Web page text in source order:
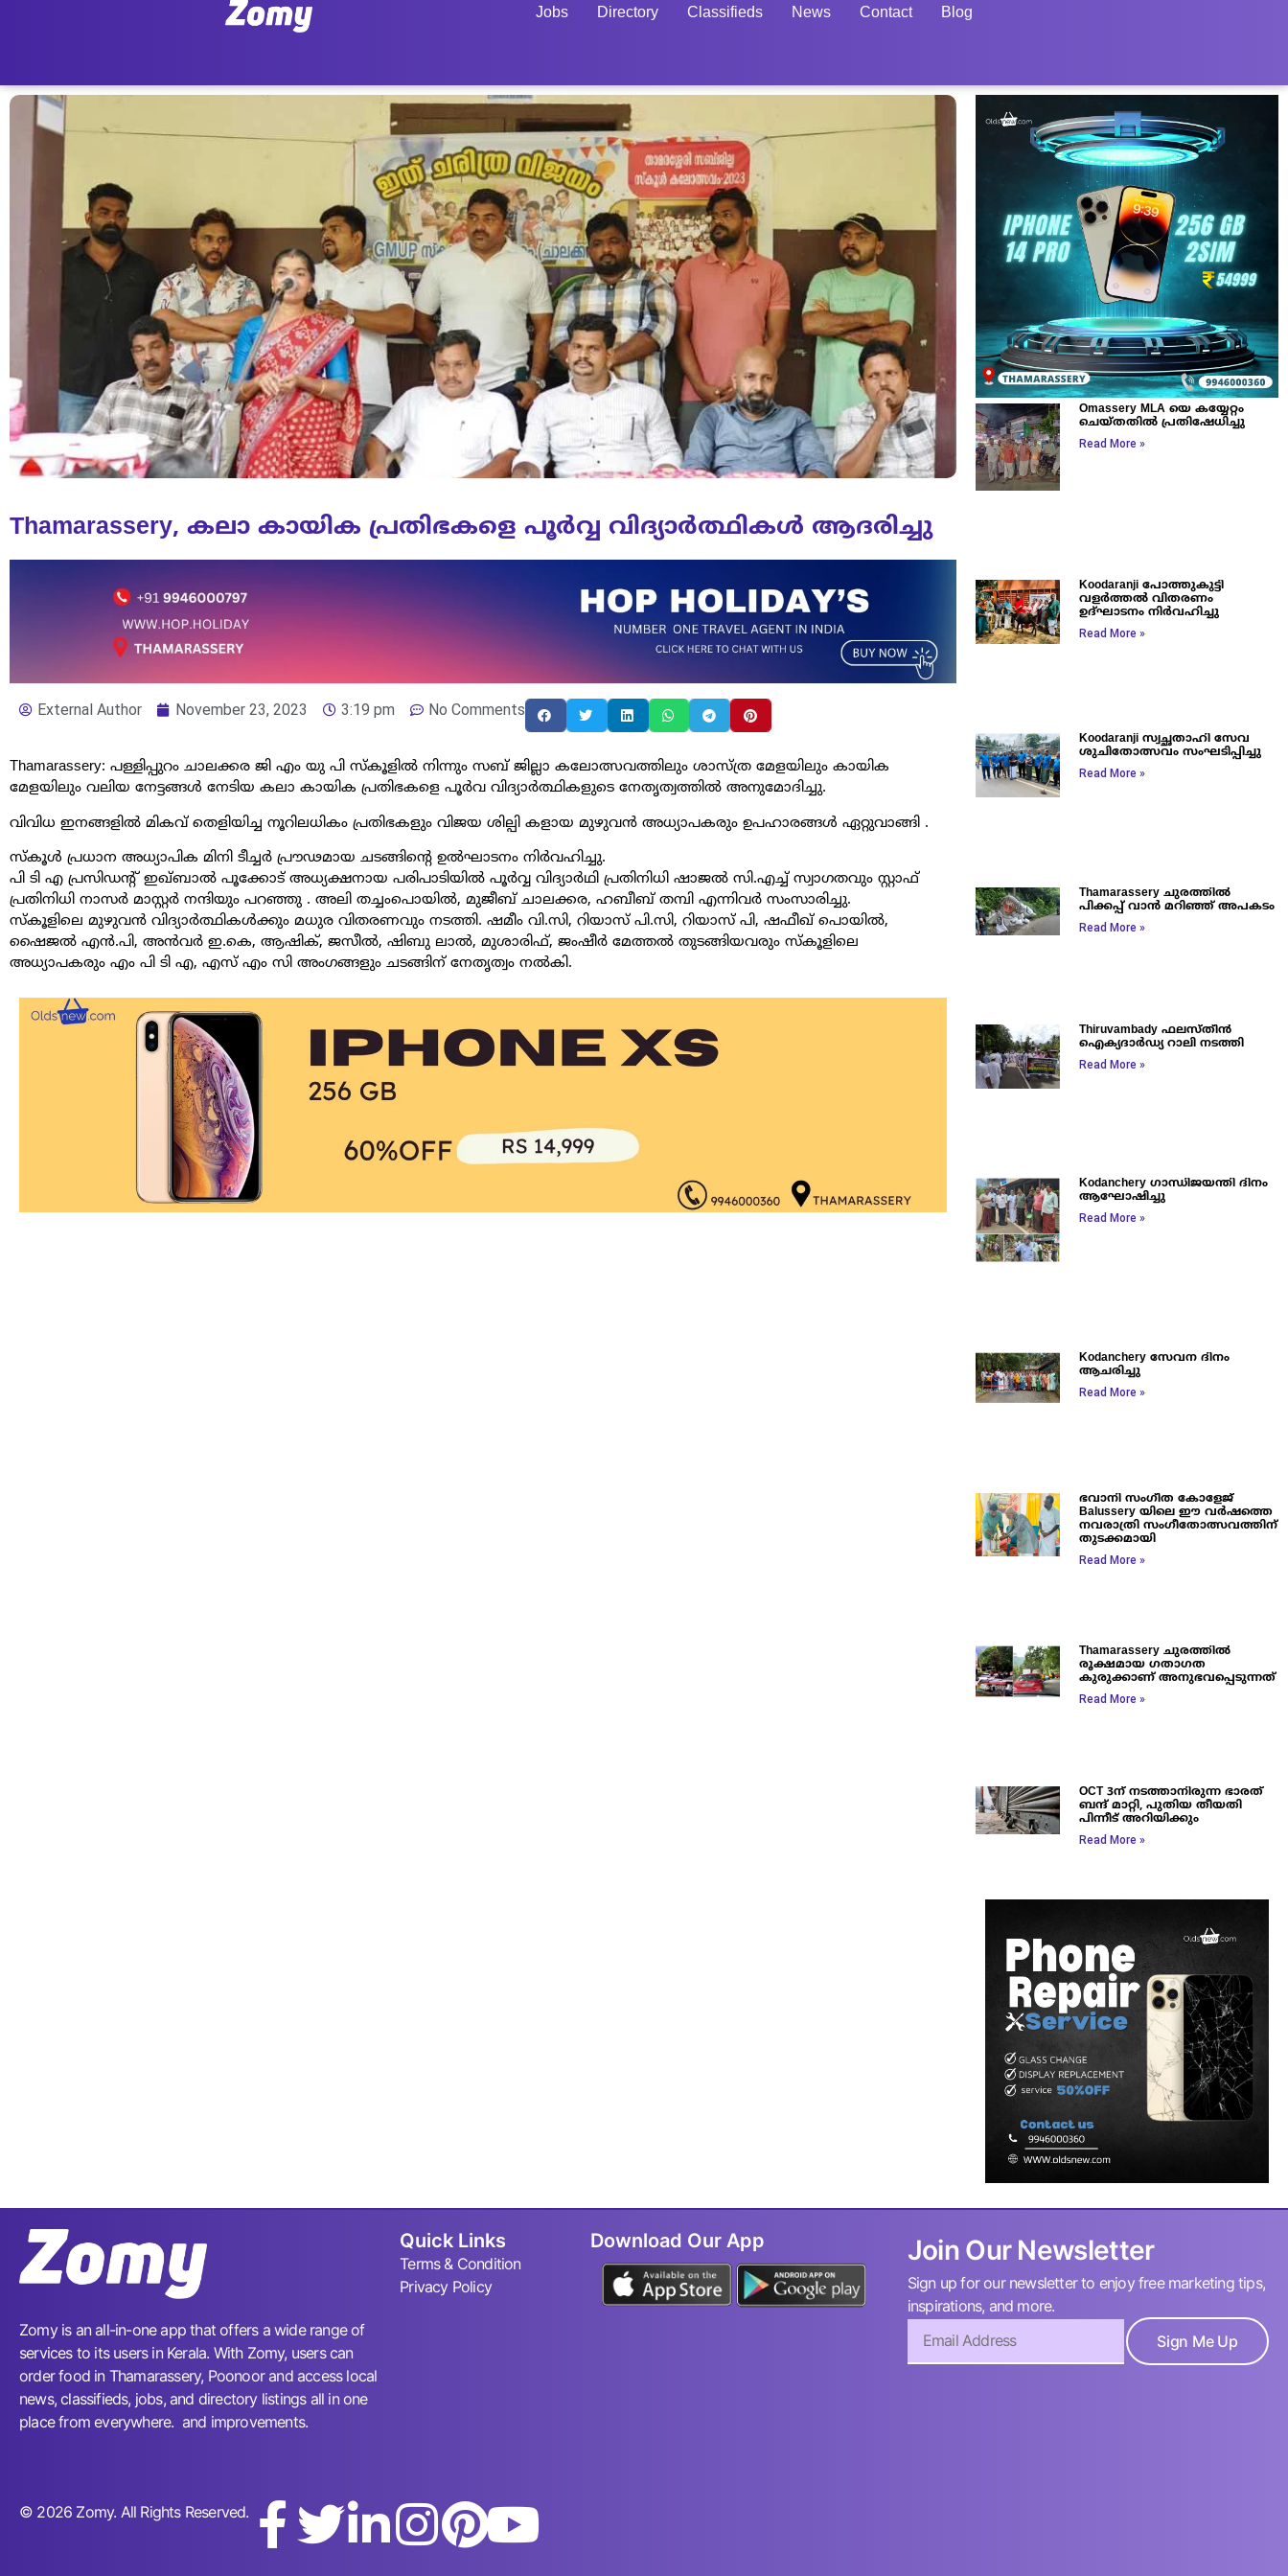
Jobs Directory Classifieds News Contact Blog
Thamarassery, കലാ കായിക പ്രതിഭകളെ പൂർവ്വ വിദ്യാർത്ഥികൾ ആദരിച്ചു
External Author November 23, 2023 3:19 pm No Comments
Thamarassery: പള്ളിപ്പുറം ചാലക്കര ജി എം യു പി സ്കൂളിൽ നിന്നും സബ് ജില്ലാ കലോത്സവത്തിലും ശാസ്ത്ര മേളയിലും കായിക
മേളയിലും വലിയ നേട്ടങ്ങൾ നേടിയ കലാ കായിക പ്രതിഭകളെ പൂർവ വിദ്യാർത്ഥികളുടെ നേതൃത്വത്തിൽ അനുമോദിച്ചു.
വിവിധ ഇനങ്ങളിൽ മികവ് തെളിയിച്ച നൂറിലധികം പ്രതിഭകളും വിജയ ശില്പി കളായ മുഴുവൻ അധ്യാപകരും ഉപഹാരങ്ങൾ ഏറ്റുവാങ്ങി .
സ്കൂൾ പ്രധാന അധ്യാപിക മിനി ടീച്ചർ പ്രൗഢമായ ചടങ്ങിൻ്റെ ഉൽഘാടനം നിർവഹിച്ചു.
പി ടി എ പ്രസിഡന്റ് ഇഖ്ബാൽ പൂക്കോട് അധ്യക്ഷനായ പരിപാടിയിൽ പൂർവ്വ വിദ്യാർഥി പ്രതിനിധി ഷാജൽ സി.എച്ച് സ്വാഗതവും സ്റ്റാഫ്
പ്രതിനിധി നാസർ മാസ്റ്റർ നന്ദിയും പറഞ്ഞു . അലി തച്ചംപൊയിൽ, മുജീബ് ചാലക്കര, ഹബീബ് തമ്പി എന്നിവർ സംസാരിച്ചു.
സ്കൂളിലെ മുഴുവൻ വിദ്യാർത്ഥികൾക്കും മധുര വിതരണവും നടത്തി. ഷമീം വി.സി, റിയാസ് പി.സി, റിയാസ് പി, ഷഫീഖ് പൊയിൽ,
ഷൈജൽ എൻ.പി, അൻവർ ഇ.കെ, ആഷിക്, ജസീൽ, ഷിബു ലാൽ, മുശാരിഫ്, ജംഷീർ മേത്തൽ തുടങ്ങിയവരും സ്കൂളിലെ
അധ്യാപകരും എം പി ടി എ, എസ് എം സി അംഗങ്ങളും ചടങ്ങിന് നേതൃത്വം നൽകി.
Omassery MLA യെ കയ്യേറ്റം
ചെയ്തതിൽ പ്രതിഷേധിച്ചു
Read More »
Koodaranji പോത്തുകുട്ടി
വളർത്തൽ വിതരണം
ഉദ്ഘാടനം നിർവഹിച്ചു
Read More »
Koodaranji സ്വച്ഛതാഹി സേവ
ശുചിതോത്സവം സംഘടിപ്പിച്ചു
Read More »
Thamarassery ചുരത്തിൽ
പിക്കപ്പ് വാൻ മറിഞ്ഞ് അപകടം
Read More »
Thiruvambady ഫലസ്തീൻ
ഐക്യദാർഡ്യ റാലി നടത്തി
Read More »
Kodanchery ഗാന്ധിജയന്തി ദിനം
ആഘോഷിച്ചു
Read More »
Kodanchery സേവന ദിനം
ആചരിച്ചു
Read More »
ഭവാനി സംഗീത കോളേജ്
Balussery യിലെ ഈ വർഷത്തെ
നവരാത്രി സംഗീതോത്സവത്തിന്
തുടക്കമായി
Read More »
Thamarassery ചുരത്തിൽ
രൂക്ഷമായ ഗതാഗത
കുരുക്കാണ് അനുഭവപ്പെടുന്നത്
Read More »
OCT 3ന് നടത്താനിരുന്ന ഭാരത്
ബന്ദ് മാറ്റി, പുതിയ തീയതി
പിന്നീട് അറിയിക്കും
Read More »
Zomy is an all-in-one app that offers a wide range of
services to its users in Kerala. With Zomy, users can
order food in Thamarassery, Poonoor and access local
news, classifieds, jobs, and directory listings all in one
place from everywhere. and improvements.
Quick Links
Terms & Condition
Privacy Policy
Download Our App Join Our Newsletter
Sign up for our newsletter to enjoy free marketing tips,
inspirations, and more.
Sign Me Up
© 2026 Zomy. All Rights Reserved.